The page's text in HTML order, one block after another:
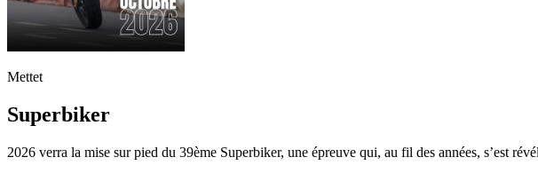
Mettet
Superbiker
2026 verra la mise sur pied du 39ème Superbiker, une épreuve qui, au fil des années, s’est